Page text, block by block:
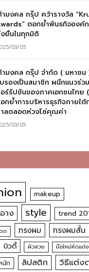
ามงคล กรุ๊ป คว้ารางวัล
ตอกย้ำพันธกิจองค์
ยืนในทุกมิติ
03/05
ามงคล กรุ๊ป จำกัด ( มหาชน
รองเป็นสมาชิก ผนึกแนวร่ว
ร์รัปชันของภาคเอกชนไทย
กย้ำการบริหารธุรกิจภายใต้
ลตลอดห่วงโซ่คุณค่า
03/05
makeup
าง style trend
ด ทรงผม ทรงผมสั้น
บิวตี้ ผิวสวย มือใหม่หัดแต่ง
นัก ลิปสติก
วิธีแต่ง